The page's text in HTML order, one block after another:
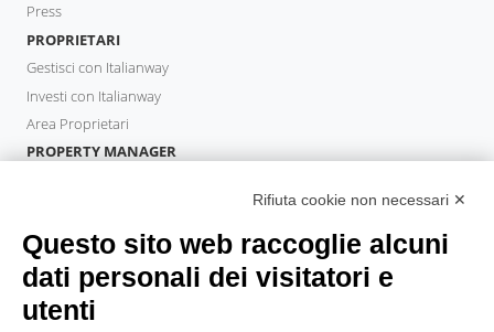
Press
PROPRIETARI
Gestisci con Italianway
Investi con Italianway
Area Proprietari
PROPERTY MANAGER
OSPITI
Prenota un soggiorno
Soggiorni lunghi
Esperienze per gli ospiti
Rifiuta cookie non necessari ✕
Questo sito web raccoglie alcuni
dati personali dei visitatori e
utenti